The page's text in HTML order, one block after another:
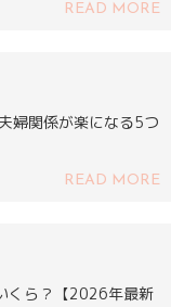
READ MORE
婦関係が楽になる5つ
READ MORE
くら？【2026年最新